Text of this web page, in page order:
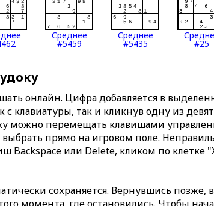
Среднее
#5459
Среднее
#5435 #25
онлайн. Цифра добавляется в
клавиатуры, так и кликнув одну из
можно перемещать клавишами
прямо на игровом поле.
Backspace или Delete, кликом по клетке
сохраняется. Вернувшись позже,